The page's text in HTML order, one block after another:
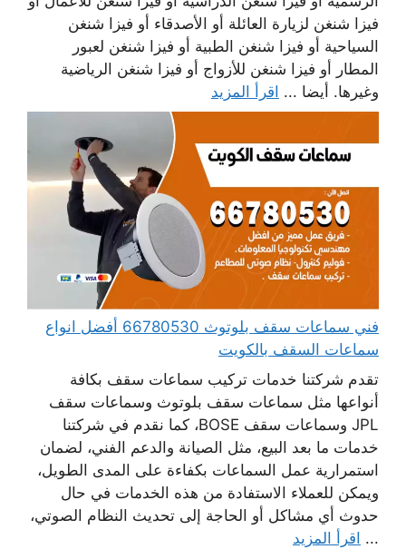
فيزا شنغن لزيارة العائلة أو الأصدقاء أو فيزا شنغن
السياحية أو فيزا شنغن الطبية أو فيزا شنغن لعبور
المطار أو فيزا شنغن للأزواج أو فيزا شنغن الرياضية
وغيرها. أيضا ... اقرأ المزيد
فني سماعات سقف بلوتوث 66780530 أفضل انواع
سماعات السقف بالكويت
تقدم شركتنا خدمات تركيب سماعات سقف بكافة
أنواعها مثل سماعات سقف بلوتوث وسماعات سقف
JPL وسماعات سقف BOSE، كما نقدم في شركتنا
خدمات ما بعد البيع، مثل الصيانة والدعم الفني، لضمان
استمرارية عمل السماعات بكفاءة على المدى الطويل،
ويمكن للعملاء الاستفادة من هذه الخدمات في حال
حدوث أي مشاكل أو الحاجة إلى تحديث النظام الصوتي،
... اقرأ المزيد